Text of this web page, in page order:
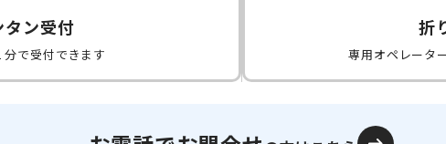
ン受付
で受付できます
折
専用オペレータ